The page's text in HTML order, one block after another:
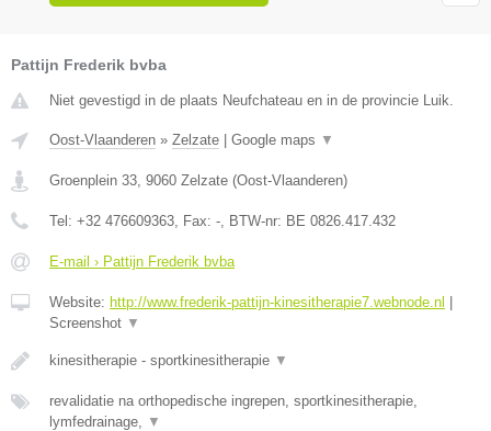
Pattijn Frederik bvba
Niet gevestigd in de plaats Neufchateau en in de provincie Luik.
Oost-Vlaanderen » Zelzate Google maps ▼
Groenplein 33 9060 Zelzate (Oost-Vlaanderen)
Tel: +32 476609363 , Fax: - , BTW-nr: BE 0826.417.432
E-mail › Pattijn Frederik bvba
Website: http://www.frederik-pattijn-kinesitherapie7.webnode.nl
Screenshot ▼
kinesitherapie - sportkinesitherapie ▼
revalidatie na orthopedische ingrepen, sportkinesitherapie,
lymfedrainage,
▼